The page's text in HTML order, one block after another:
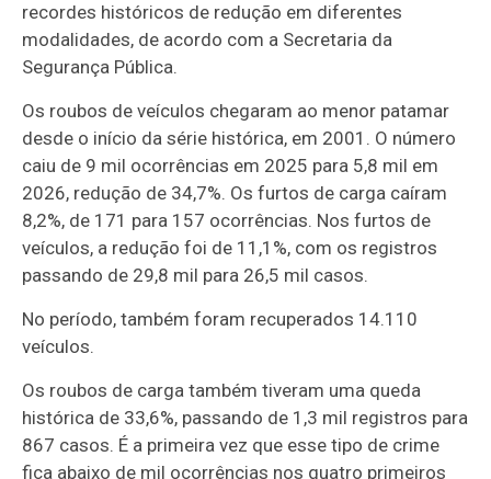
recordes históricos de redução em diferentes
modalidades, de acordo com a Secretaria da
Segurança Pública.
Os roubos de veículos chegaram ao menor patamar
desde o início da série histórica, em 2001. O número
caiu de 9 mil ocorrências em 2025 para 5,8 mil em
2026, redução de 34,7%. Os furtos de carga caíram
8,2%, de 171 para 157 ocorrências. Nos furtos de
veículos, a redução foi de 11,1%, com os registros
passando de 29,8 mil para 26,5 mil casos.
No período, também foram recuperados 14.110
veículos.
Os roubos de carga também tiveram uma queda
histórica de 33,6%, passando de 1,3 mil registros para
867 casos. É a primeira vez que esse tipo de crime
fica abaixo de mil ocorrências nos quatro primeiros